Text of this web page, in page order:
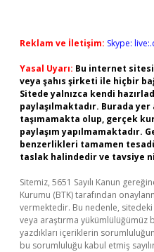
Reklam ve İletişim: Skype:
Yasal Uyarı: Bu internet
veya şahıs şirketi ile hiçbir
Sitede yalnızca kendi
paylaşılmaktadır. Burada
taşımamakta olup, gerçek
paylaşım yapılmamaktadır.
benzerlikleri tamamen
taslak halindedir ve tavsiye
Sitemiz, 5651 Sayılı Kanun
Kurumu (BTK) tarafından
vermektedir. Bu nedenle,
veya araştırma yükümlülüğümüz
yazdıkları içeriklerin
bu sorumluluğu kabul etmiş